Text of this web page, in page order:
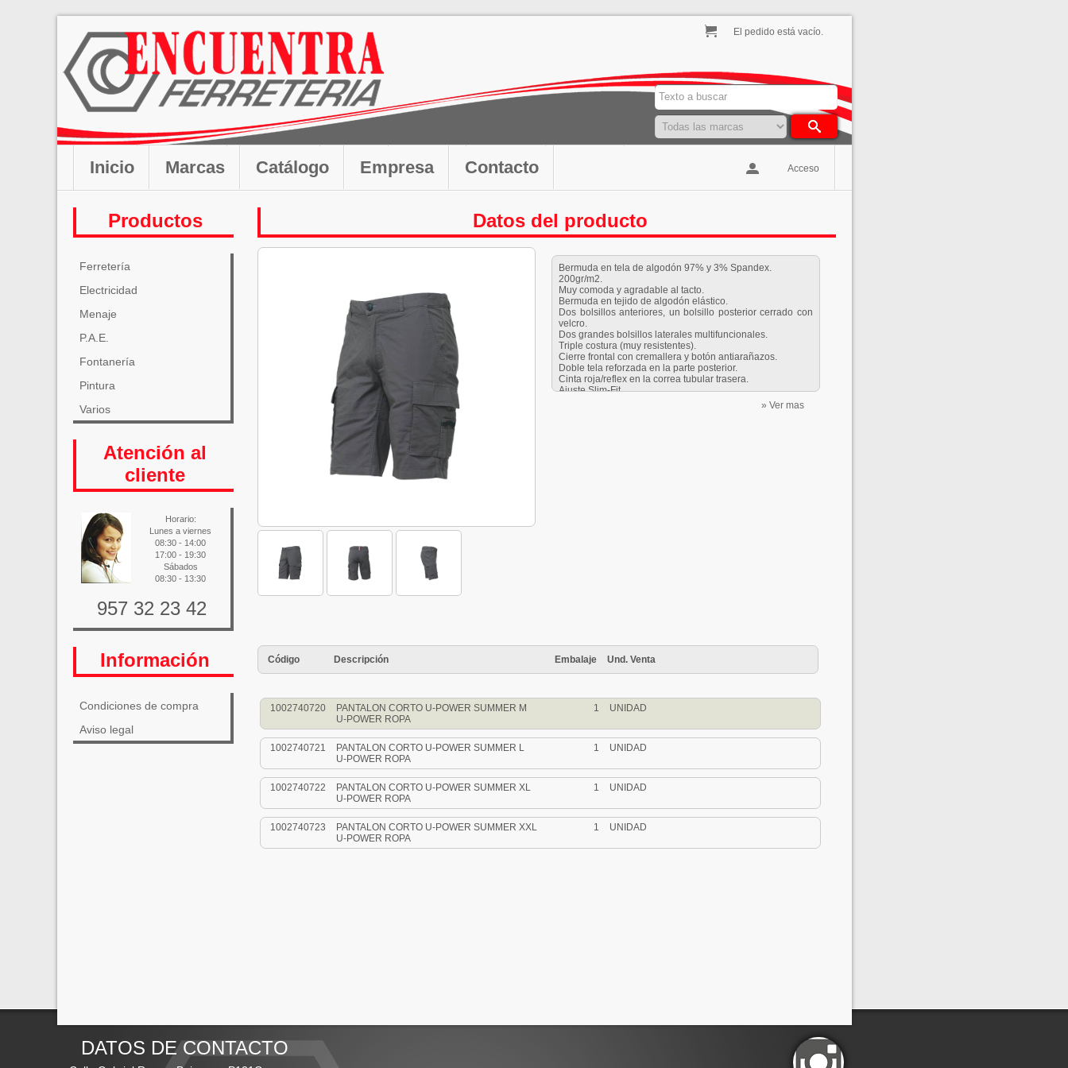
El pedido está vacío.
Inicio Marcas Catálogo Empresa Contacto Acceso
Productos
Ferretería
Electricidad
Menaje
P.A.E.
Fontanería
Pintura
Varios
Atención al
cliente
Horario:
Lunes a viernes
08:30 - 14:00
17:00 - 19:30
Sábados
08:30 - 13:30
957 32 23 42
Información
Condiciones de compra
Aviso legal
Datos del producto
Bermuda en tela de algodón 97% y 3% Spandex.
200gr/m2.
Muy comoda y agradable al tacto.
Bermuda en tejido de algodón elástico.
Dos bolsillos anteriores, un bolsillo posterior cerrado con
velcro.
Dos grandes bolsillos laterales multifuncionales.
Triple costura (muy resistentes).
Cierre frontal con cremallera y botón antiarañazos.
Doble tela reforzada en la parte posterior.
Cinta roja/reflex en la correa tubular trasera.
Ajuste Slim-Fit.
» Ver mas
Código Descripción Embalaje Und. Venta
1002740720
PANTALON CORTO U-POWER SUMMER M
U-POWER ROPA
1 UNIDAD
1002740721
PANTALON CORTO U-POWER SUMMER L
U-POWER ROPA
1 UNIDAD
1002740722
PANTALON CORTO U-POWER SUMMER XL
U-POWER ROPA
1 UNIDAD
1002740723
PANTALON CORTO U-POWER SUMMER XXL
U-POWER ROPA
1 UNIDAD
DATOS DE CONTACTO